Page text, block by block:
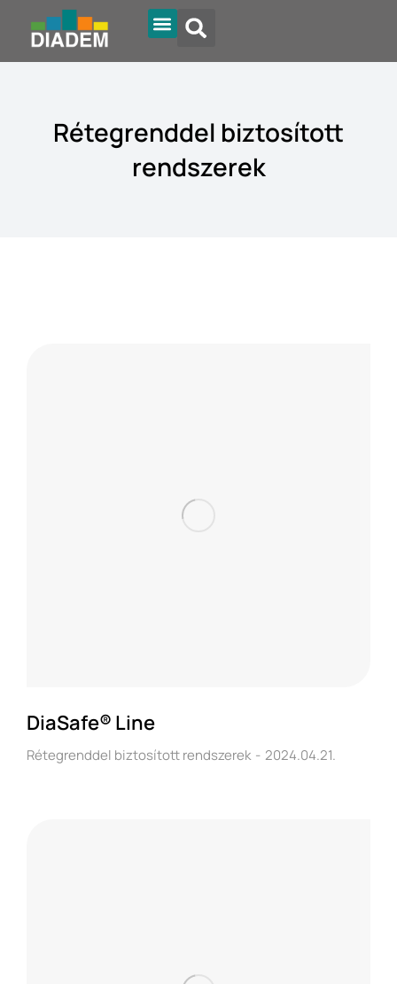
Rétegrenddel biztosított
rendszerek
DiaSafe® Line
Rétegrenddel biztosított rendszerek 2024.04.21.